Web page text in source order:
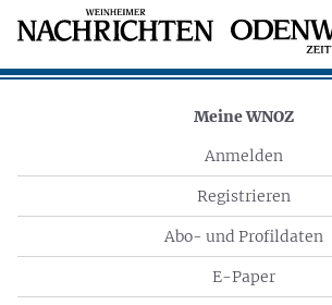
Meine WNOZ
Anmelden
Registrieren
Abo- und Profildaten
E-Paper